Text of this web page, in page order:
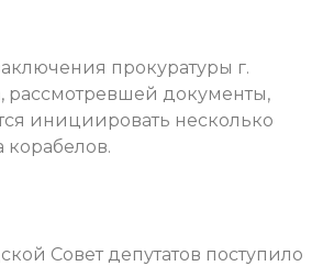
прокуратуры г.
рассмотревшей документы,
инициировать несколько
корабелов.
Совет депутатов поступило